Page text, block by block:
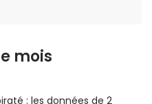
mois
: les données de 2